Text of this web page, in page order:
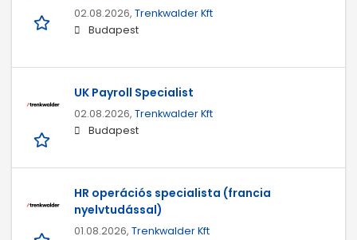
02.08.2026, Trenkwalder Kft
Budapest
UK Payroll Specialist
02.08.2026, Trenkwalder Kft
Budapest
HR operációs specialista (francia
nyelvtudással)
01.08.2026, Trenkwalder Kft